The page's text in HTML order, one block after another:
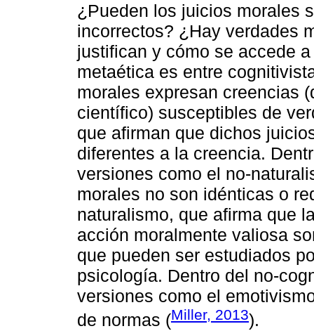
¿Pueden los juicios morales
incorrectos? ¿Hay verdades
justifican y cómo se accede
metaética es entre
morales expresan creencias
científico) susceptibles de
que afirman que dichos
diferentes a la creencia.
versiones como el no-
morales no son idénticas o
naturalismo, que afirma que
acción moralmente valiosa
que pueden ser estudiados
psicología. Dentro del no-
versiones como el
de normas (Miller, 2013).